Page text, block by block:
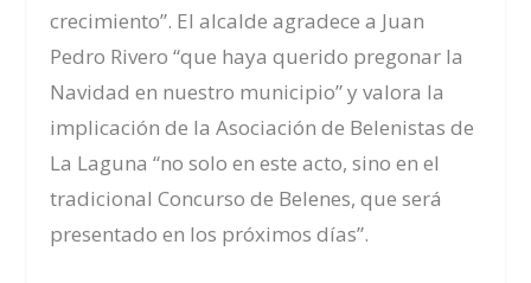
crecimiento”. El alcalde agradece a Juan
Pedro Rivero “que haya querido pregonar la
Navidad en nuestro municipio” y valora la
implicación de la Asociación de Belenistas de
La Laguna “no solo en este acto, sino en el
tradicional Concurso de Belenes, que será
presentado en los próximos días”.